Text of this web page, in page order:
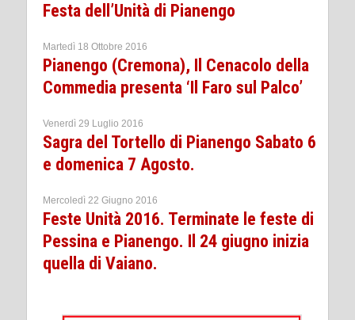
Festa dell’Unità di Pianengo
Martedì 18 Ottobre 2016
Pianengo (Cremona), Il Cenacolo della
Commedia presenta ‘Il Faro sul Palco’
Venerdì 29 Luglio 2016
Sagra del Tortello di Pianengo Sabato 6
e domenica 7 Agosto.
Mercoledì 22 Giugno 2016
Feste Unità 2016. Terminate le feste di
Pessina e Pianengo. Il 24 giugno inizia
quella di Vaiano.